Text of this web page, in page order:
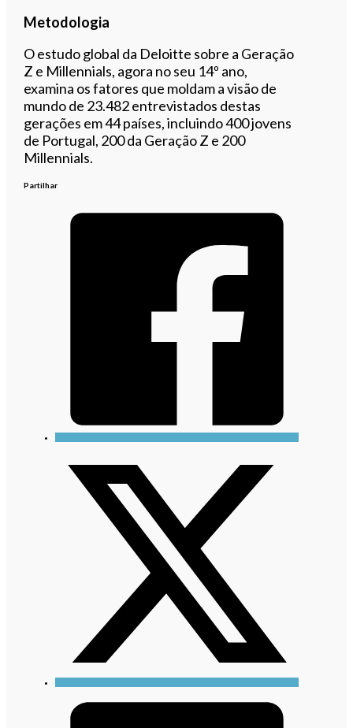
Metodologia
O estudo global da Deloitte sobre a Geração
Z e Millennials, agora no seu 14º ano,
examina os fatores que moldam a visão de
mundo de 23.482 entrevistados destas
gerações em 44 países, incluindo 400 jovens
de Portugal, 200 da Geração Z e 200
Millennials.
Partilhar